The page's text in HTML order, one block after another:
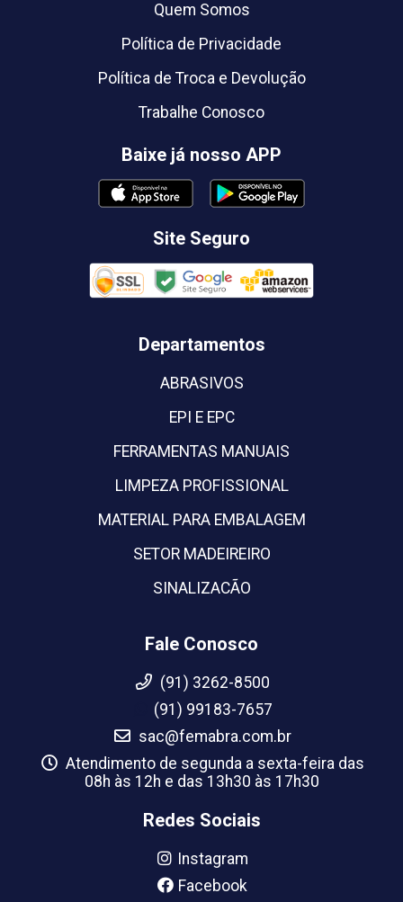
Quem Somos
Política de Privacidade
Política de Troca e Devolução
Trabalhe Conosco
Baixe já nosso APP
Site Seguro
Departamentos
ABRASIVOS
EPI E EPC
FERRAMENTAS MANUAIS
LIMPEZA PROFISSIONAL
MATERIAL PARA EMBALAGEM
SETOR MADEIREIRO
SINALIZACÃO
Fale Conosco
(91) 3262-8500
(91) 99183-7657
sac@femabra.com.br
Atendimento de segunda a sexta-feira das
08h às 12h e das 13h30 às 17h30
Redes Sociais
Instagram
Facebook